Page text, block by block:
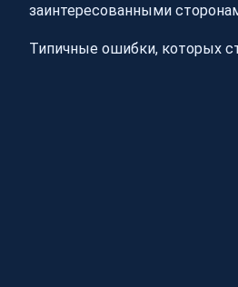
заинтересованными
Типичные ошибки, которых